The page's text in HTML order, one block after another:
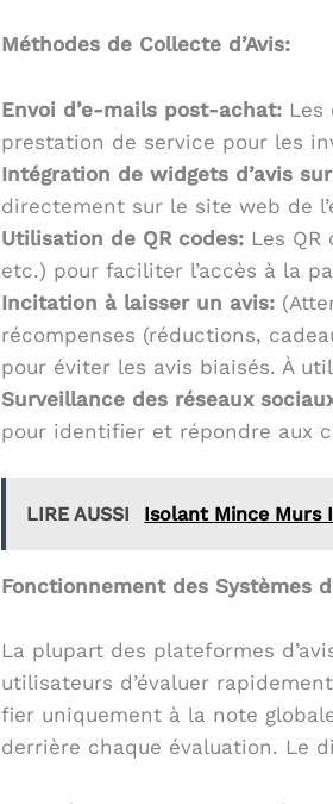
Méthodes de Collecte d’Avis:
Envoi d’e-mails post-achat: Les
prestation de service pour les
Intégration de widgets d’avis
directement sur le site web de
Utilisation de QR codes: Les
etc.) pour faciliter l’accès à la
Incitation à laisser un avis:
récompenses (réductions,
pour éviter les avis biaisés. À
Surveillance des réseaux
pour identifier et répondre aux
LIRE AUSSI Isolant Mince Murs
Fonctionnement des Systèmes
La plupart des plateformes
utilisateurs d’évaluer
fier uniquement à la note
derrière chaque évaluation. Le